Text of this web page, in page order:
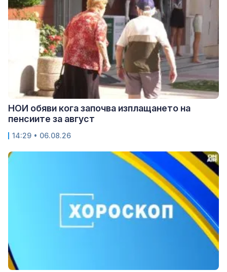
НОИ обяви кога започва изплащането на
пенсиите за август
14:29 • 06.08.26